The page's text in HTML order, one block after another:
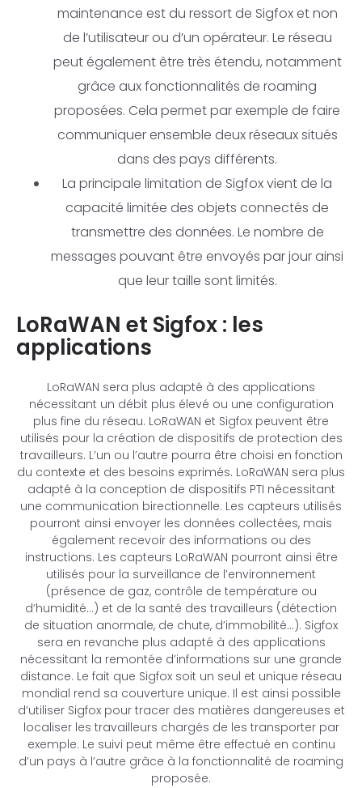
maintenance est du ressort de Sigfox et non
de l’utilisateur ou d’un opérateur. Le réseau
peut également être très étendu, notamment
grâce aux fonctionnalités de roaming
proposées. Cela permet par exemple de faire
communiquer ensemble deux réseaux situés
dans des pays différents.
La principale limitation de Sigfox vient de la
capacité limitée des objets connectés de
transmettre des données. Le nombre de
messages pouvant être envoyés par jour ainsi
que leur taille sont limités.
LoRaWAN et Sigfox : les
applications
LoRaWAN sera plus adapté à des applications
nécessitant un débit plus élevé ou une configuration
plus fine du réseau. LoRaWAN et Sigfox peuvent être
utilisés pour la création de dispositifs de protection des
travailleurs. L’un ou l’autre pourra être choisi en fonction
du contexte et des besoins exprimés. LoRaWAN sera plus
adapté à la conception de dispositifs PTI nécessitant
une communication birectionnelle. Les capteurs utilisés
pourront ainsi envoyer les données collectées, mais
également recevoir des informations ou des
instructions. Les capteurs LoRaWAN pourront ainsi être
utilisés pour la surveillance de l’environnement
(présence de gaz, contrôle de température ou
d’humidité…) et de la santé des travailleurs (détection
de situation anormale, de chute, d’immobilité…). Sigfox
sera en revanche plus adapté à des applications
nécessitant la remontée d’informations sur une grande
distance. Le fait que Sigfox soit un seul et unique réseau
mondial rend sa couverture unique. Il est ainsi possible
d’utiliser Sigfox pour tracer des matières dangereuses et
localiser les travailleurs chargés de les transporter par
exemple. Le suivi peut même être effectué en continu
d’un pays à l’autre grâce à la fonctionnalité de roaming
proposée.